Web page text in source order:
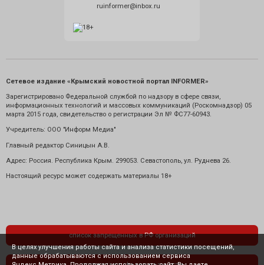
ruinformer@inbox.ru
Сетевое издание «Крымский новостной портал INFORMER»
Зарегистрировано Федеральной службой по надзору в сфере связи,
информационных технологий и массовых коммуникаций (Роскомнадзор) 05
марта 2015 года, свидетельство о регистрации Эл № ФС77-60943.
Учредитель: ООО "Информ Медиа"
Главный редактор Синицын А.В.
Адрес: Россия. Республика Крым. 299053. Севастополь, ул. Руднева 26.
Настоящий ресурс может содержать материалы 18+
список запрещенных в РФ организаций
В целях улучшения работы сайта и анализа статистики посещений,
данные обрабатываются с использованием сервиса